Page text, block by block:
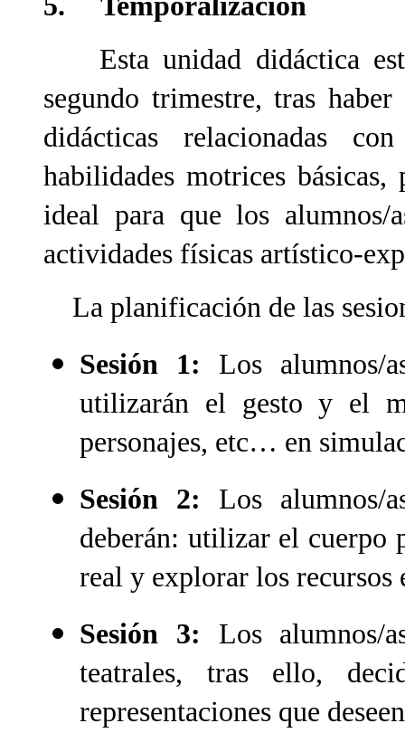
Esta unidad didáctica
segundo trimestre, tras
didácticas relacionadas
habilidades motrices
ideal para que los alumnos/
actividades físicas artístico-
La planificación de las
Sesión 1: Los alumnos/
utilizarán el gesto y el
personajes, etc… en
Sesión 2: Los alumnos/
deberán: utilizar el cuerpo
real y explorar los recursos
Sesión 3: Los alumnos/
teatrales, tras ello,
representaciones que